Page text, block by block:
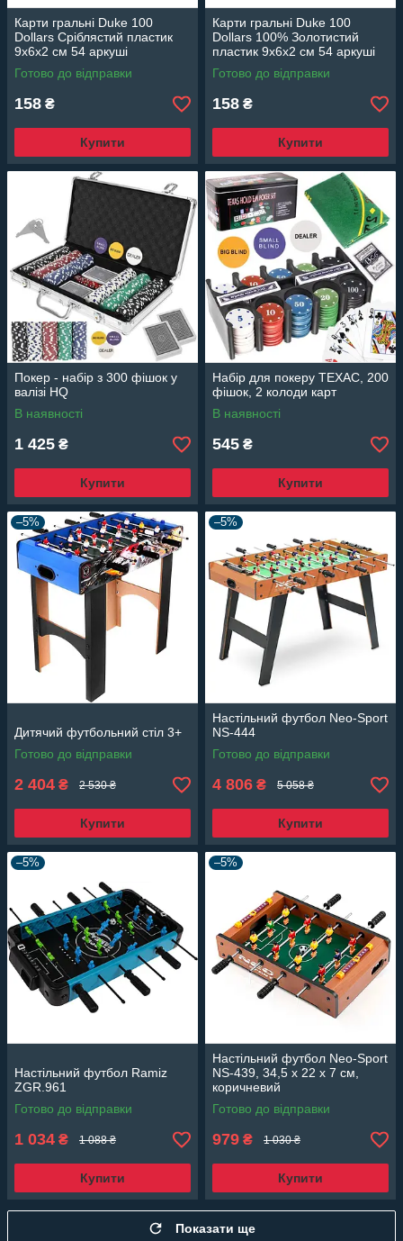
Карти гральні Duke 100
Dollars Сріблястий пластик
9x6x2 см 54 аркуші
Готово до відправки
158 ₴
Купити
Карти гральні Duke 100
Dollars 100% Золотистий
пластик 9x6x2 см 54 аркуші
Готово до відправки
158 ₴
Купити
Покер - набір з 300 фішок у
валізі HQ
В наявності
1 425 ₴
Купити
Набір для покеру ТЕХАС, 200
фішок, 2 колоди карт
В наявності
545 ₴
Купити
–5%
Дитячий футбольний стіл 3+
Готово до відправки
2 404 ₴ 2 530 ₴
Купити
–5%
Настільний футбол Neo-Sport
NS-444
Готово до відправки
4 806 ₴ 5 058 ₴
Купити
–5%
Настільний футбол Ramiz
ZGR.961
Готово до відправки
1 034 ₴ 1 088 ₴
Купити
–5%
Настільний футбол Neo-Sport
NS-439, 34,5 x 22 x 7 см,
коричневий
Готово до відправки
979 ₴ 1 030 ₴
Купити
Показати ще